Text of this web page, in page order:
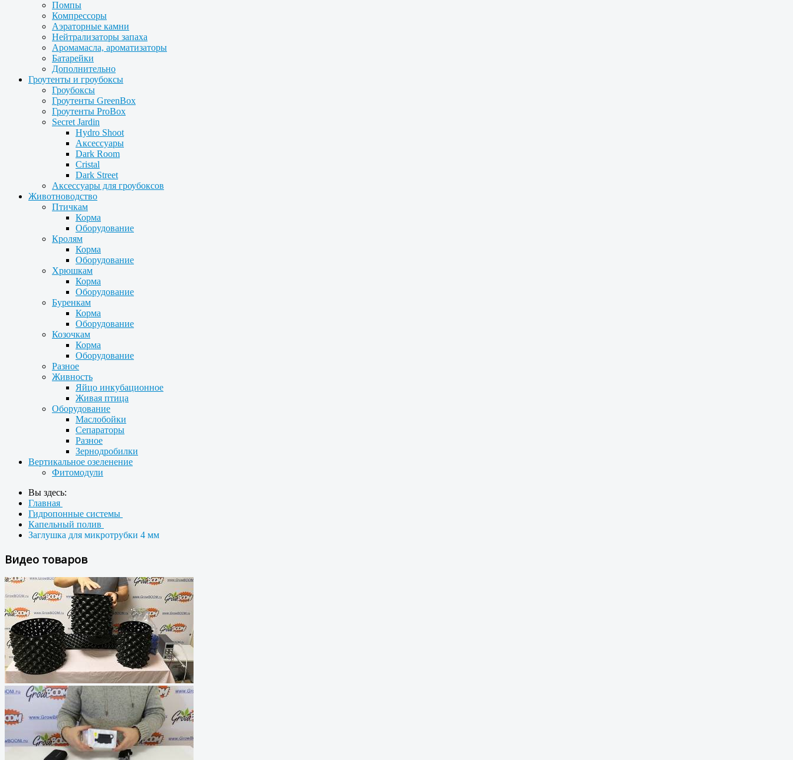
Помпы
Компрессоры
Аэраторные камни
Нейтрализаторы запаха
Аромамасла, ароматизаторы
Батарейки
Дополнительно
Гроутенты и гроубоксы
Гроубоксы
Гроутенты GreenBox
Гроутенты ProBox
Secret Jardin
Hydro Shoot
Аксессуары
Dark Room
Cristal
Dark Street
Аксессуары для гроубоксов
Животноводство
Птичкам
Корма
Оборудование
Кролям
Корма
Оборудование
Хрюшкам
Корма
Оборудование
Буренкам
Корма
Оборудование
Козочкам
Корма
Оборудование
Разное
Живность
Яйцо инкубационное
Живая птица
Оборудование
Маслобойки
Сепараторы
Разное
Зернодробилки
Вертикальное озеленение
Фитомодули
Вы здесь:
Главная
Гидропонные системы
Капельный полив
Заглушка для микротрубки 4 мм
Видео товаров